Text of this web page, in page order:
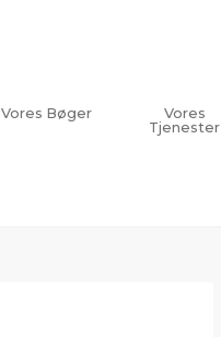
Vores Bøger
Vores
Tjenester